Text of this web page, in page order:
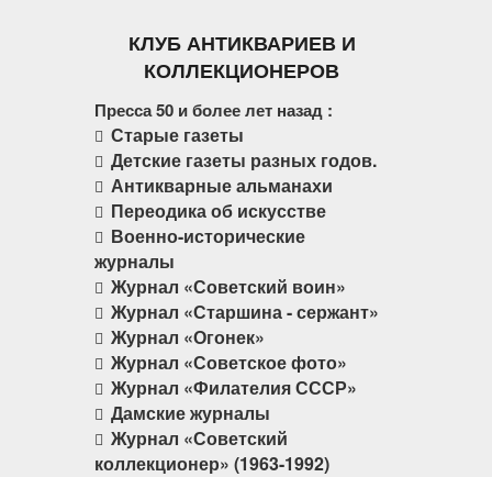
КЛУБ АНТИКВАРИЕВ И
КОЛЛЕКЦИОНЕРОВ
Пресса 50 и более лет назад :
Старые газеты
Детские газеты разных годов.
Антикварные альманахи
Переодика об искусстве
Военно-исторические
журналы
Журнал «Советский воин»
Журнал «Старшина - сержант»
Журнал «Огонек»
Журнал «Советское фото»
Журнал «Филателия СССР»
Дамские журналы
Журнал «Советский
коллекционер» (1963-1992)